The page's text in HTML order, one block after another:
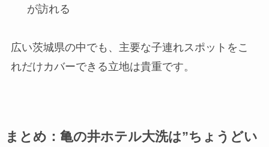
が訪れる
広い茨城県の中でも、主要な子連れスポットをこ
れだけカバーできる立地は貴重です。
まとめ：亀の井ホテル大洗は”ちょうどい